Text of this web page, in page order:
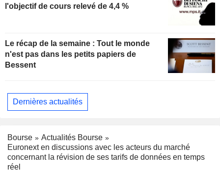
l'objectif de cours relevé de 4,4 %
Le récap de la semaine : Tout le monde
n'est pas dans les petits papiers de
Bessent
Dernières actualités
Bourse
Actualités Bourse
Euronext en discussions avec les acteurs du marché
concernant la révision de ses tarifs de données en temps
réel